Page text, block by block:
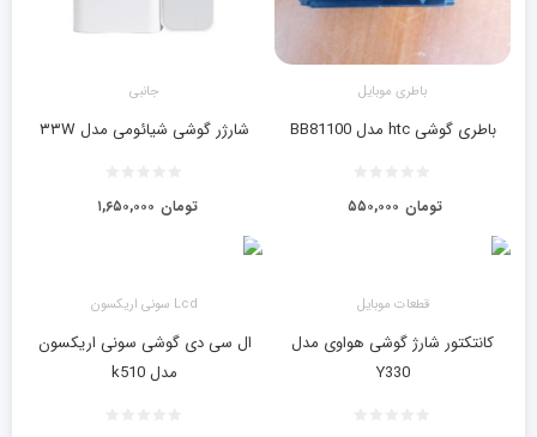
باطری موبایل
باطری گوشی htc مدل BB81100
۵۵۰,۰۰۰ تومان
جانبی
شارژر گوشی شیائومی مدل ۳۳W
۱,۶۵۰,۰۰۰ تومان
قطعات موبایل
کانتکتور شارژ گوشی هواوی مدل
Y330
Lcd سونی اریکسون
ال سی دی گوشی سونی اریکسون
مدل k510